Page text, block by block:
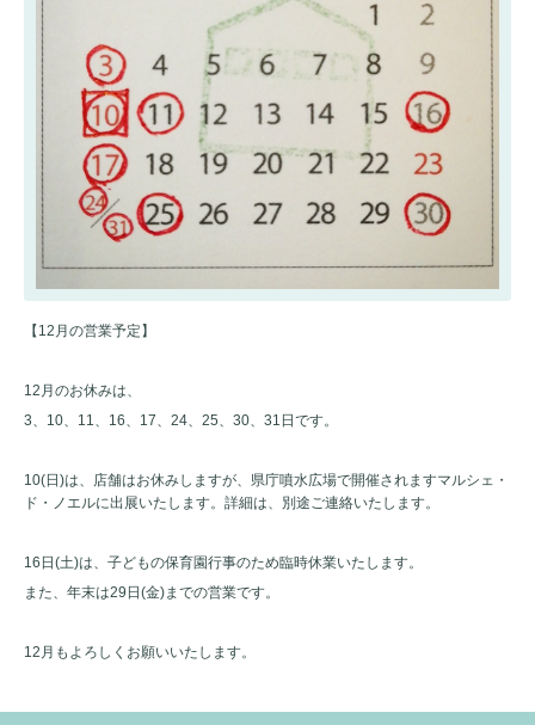
【12月の営業予定】
12月のお休みは、
3、10、11、16、17、24、25、30、31日です。
10(日)は、店舗はお休みしますが、県庁噴水広場で開催されますマルシェ・
ド・ノエルに出展いたします。詳細は、別途ご連絡いたします。
16日(土)は、子どもの保育園行事のため臨時休業いたします。
また、年末は29日(金)までの営業です。
12月もよろしくお願いいたします。